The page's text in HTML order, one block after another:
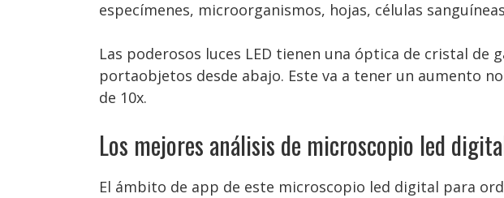
especímenes, microorganismos, hojas, células
Las poderosos luces LED tienen una óptica de cristal
portaobjetos desde abajo. Este va a tener un aumento
de 10x.
Los mejores análisis de microscopio led
El ámbito de app de este microscopio led digital para